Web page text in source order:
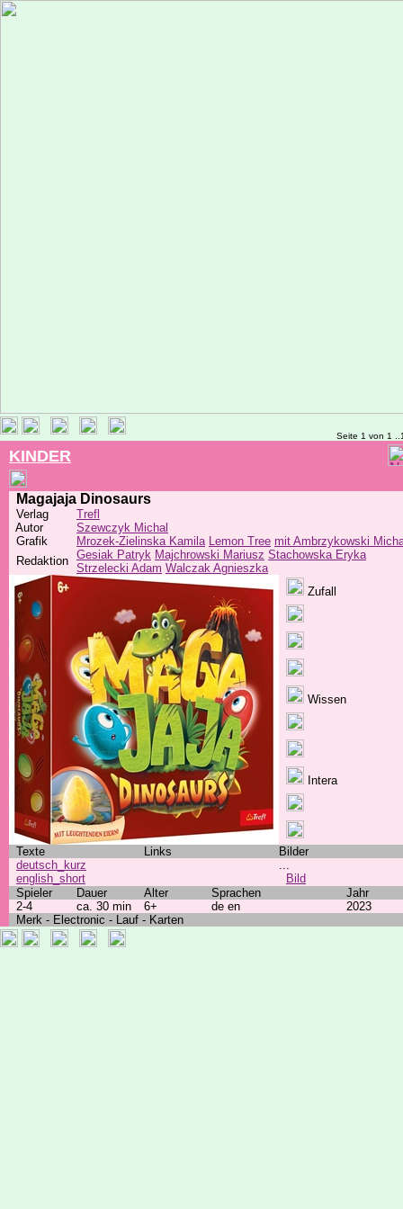
Seite 1 von 1
KINDER
Magajaja Dinosaurs
Verlag
Trefl
Autor
Szewczyk Michal
Grafik
Mrozek-Zielinska Kamila Lemon Tree mit Ambrzykowski
Redaktion Gesiak Patryk Majchrowski Mariusz Stachowska Eryka
Strzelecki Adam Walczak Agnieszka
Zufall
Wissen
Intera
Texte Links
Bilder
deutsch_kurz
english_short
...
Bild
Spieler
Dauer Alter Sprachen
Jahr
2-4
ca. 30 min 6+ de en
2023
Merk - Electronic - Lauf - Karten